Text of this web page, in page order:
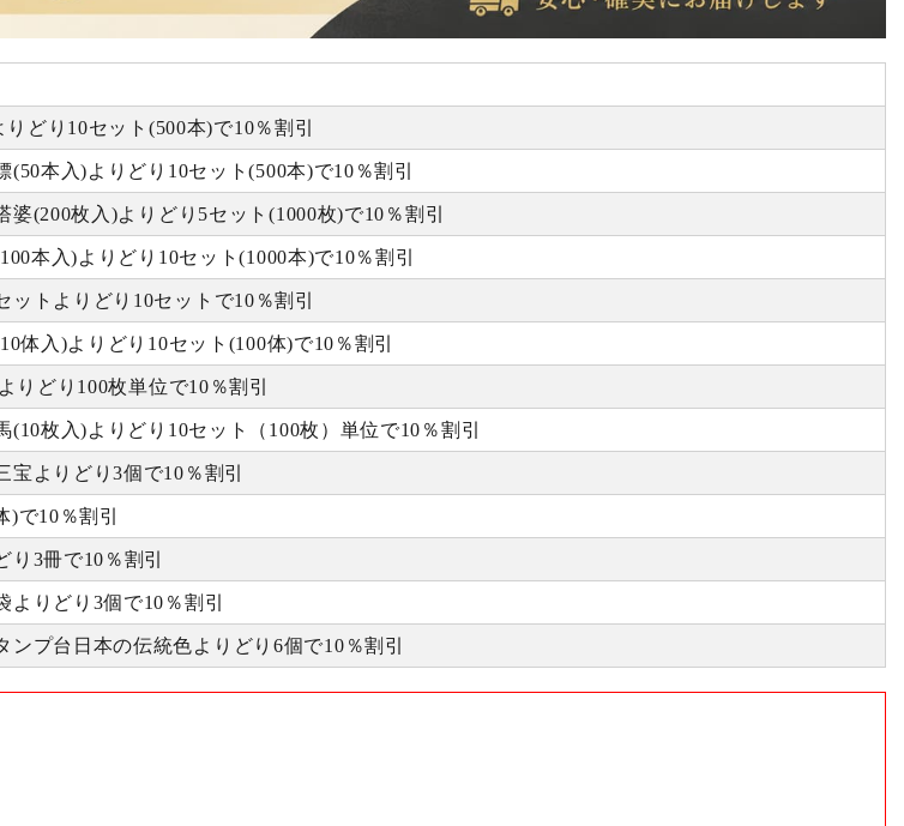
どり10セット(500本)で10％割引
(50本入)よりどり10セット(500本)で10％割引
婆(200枚入)よりどり5セット(1000枚)で10％割引
本入)よりどり10セット(1000本)で10％割引
ットよりどり10セットで10％割引
体入)よりどり10セット(100体)で10％割引
りどり100枚単位で10％割引
(10枚入)よりどり10セット（100枚）単位で10％割引
宝よりどり3個で10％割引
)で10％割引
り3冊で10％割引
よりどり3個で10％割引
ンプ台日本の伝統色よりどり6個で10％割引